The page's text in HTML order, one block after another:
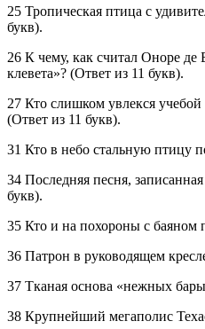
25 Тропическая птица с
букв).
26 К чему, как считал Оноре де
клевета»? (Ответ из 11 букв).
27 Кто слишком увлекся
(Ответ из 11 букв).
31 Кто в небо стальную птицу
34 Последняя песня,
букв).
35 Кто и на похороны с баяном
36 Патрон в руководящем
37 Тканая основа «нежных
38 Крупнейший мегаполис